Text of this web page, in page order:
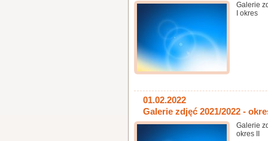
Galerie
I okres
01.02.2022
Galerie zdjęć 2021/2022 -
Galerie
okres II